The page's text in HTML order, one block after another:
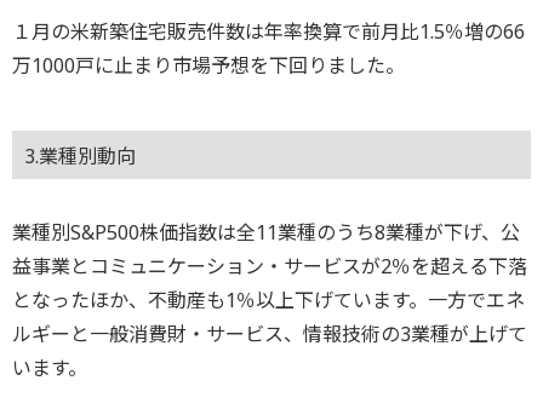
１月の米新築住宅販売件数は年率換算で前月比1.5％増の66
万1000戸に止まり市場予想を下回りました。
3.業種別動向
業種別S&P500株価指数は全11業種のうち8業種が下げ、公
益事業とコミュニケーション・サービスが2％を超える下落
となったほか、不動産も1％以上下げています。一方でエネ
ルギーと一般消費財・サービス、情報技術の3業種が上げて
います。